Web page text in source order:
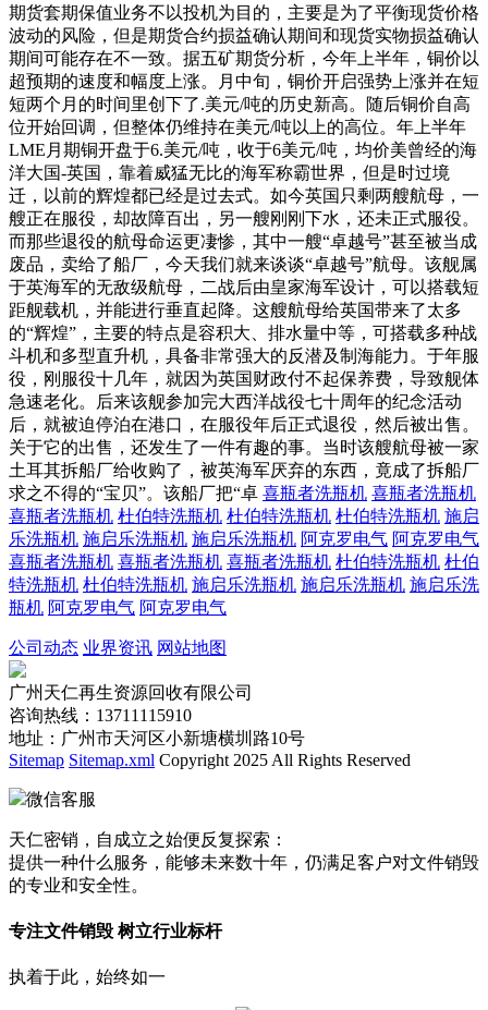
期货套期保值业务不以投机为目的，主要是为了平衡现货价格
波动的风险，但是期货合约损益确认期间和现货实物损益确认
期间可能存在不一致。据五矿期货分析，今年上半年，铜价以
超预期的速度和幅度上涨。月中旬，铜价开启强势上涨并在短
短两个月的时间里创下了.美元/吨的历史新高。随后铜价自高
位开始回调，但整体仍维持在美元/吨以上的高位。年上半年
LME月期铜开盘于6.美元/吨，收于6美元/吨，均价美曾经的海
洋大国-英国，靠着威猛无比的海军称霸世界，但是时过境
迁，以前的辉煌都已经是过去式。如今英国只剩两艘航母，一
艘正在服役，却故障百出，另一艘刚刚下水，还未正式服役。
而那些退役的航母命运更凄惨，其中一艘“卓越号”甚至被当成
废品，卖给了船厂，今天我们就来谈谈“卓越号”航母。该舰属
于英海军的无敌级航母，二战后由皇家海军设计，可以搭载短
距舰载机，并能进行垂直起降。这艘航母给英国带来了太多
的“辉煌”，主要的特点是容积大、排水量中等，可搭载多种战
斗机和多型直升机，具备非常强大的反潜及制海能力。于年服
役，刚服役十几年，就因为英国财政付不起保养费，导致舰体
急速老化。后来该舰参加完大西洋战役七十周年的纪念活动
后，就被迫停泊在港口，在服役年后正式退役，然后被出售。
关于它的出售，还发生了一件有趣的事。当时该艘航母被一家
土耳其拆船厂给收购了，被英海军厌弃的东西，竟成了拆船厂
求之不得的“宝贝”。该船厂把“卓 喜瓶者洗瓶机 喜瓶者洗瓶机
喜瓶者洗瓶机 杜伯特洗瓶机 杜伯特洗瓶机 杜伯特洗瓶机 施启
乐洗瓶机 施启乐洗瓶机 施启乐洗瓶机 阿克罗电气 阿克罗电气
喜瓶者洗瓶机 喜瓶者洗瓶机 喜瓶者洗瓶机 杜伯特洗瓶机 杜伯
特洗瓶机 杜伯特洗瓶机 施启乐洗瓶机 施启乐洗瓶机 施启乐洗
瓶机 阿克罗电气 阿克罗电气
公司动态 业界资讯 网站地图
广州天仁再生资源回收有限公司
咨询热线：13711115910
地址：广州市天河区小新塘横圳路10号
Sitemap Sitemap.xml Copyright 2025 All Rights Reserved
微信客服
天仁密销，自成立之始便反复探索：
提供一种什么服务，能够未来数十年，仍满足客户对文件销毁
的专业和安全性。
专注文件销毁 树立行业标杆
执着于此，始终如一